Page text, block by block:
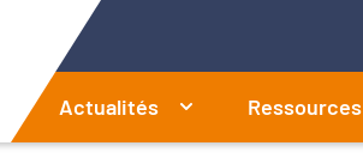
Actualités Ressources